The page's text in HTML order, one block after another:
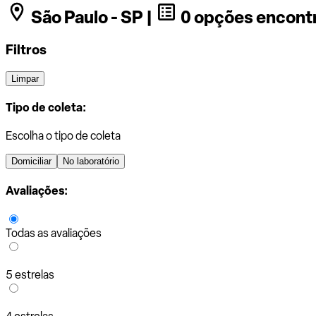
São Paulo - SP |
0 opções
Filtros
Limpar
Tipo de coleta:
Escolha o tipo de coleta
Domiciliar No laboratório
Avaliações:
Todas as avaliações
5 estrelas